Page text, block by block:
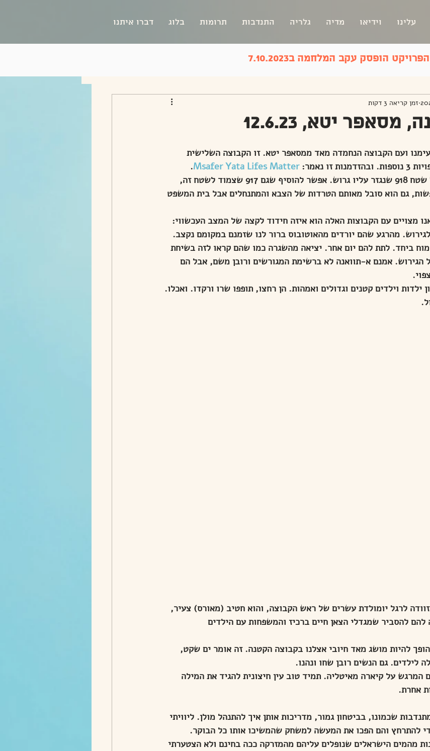
עלינו וידיאו מדיה גלריה התנדבות תרומות בלוג דברו איתנו
יטא, 12.6.23
זמן קריאה 3 דקות
ועם הקבוצה הנחמדה מאד ממסאפר יטא. זו הקבוצה השלישית
נאמר:
Msafer Yata Lifes Matter
.
עכשיו כולנו יודעים משהו על שטח 918 שנגזר עליו גרוש. אפשר להוסיף שגם 917 שצמוד לשטח זה,
ביחד כוללים 5000 נפשות, גם הוא סובל מאותם הטרדות של הצבא והמתנחלים אבל בית המשפט
מצויים עם הקבוצות האלה הוא איזה חידוד לקצה של המצב העכשווי:
מהרגע שהם יורדים מהאוטובוס ברור לנו שזמנם במקומם נקצב.
ביחד. לתת להם יום אחר. יציאה מהשגרה כמו שהם קראו לזה בשיחת
אמנם א-תוואנה לא ברשימת המגורשים ורובן משם, אבל הם
ילדות וילדים קטנים וגדולים ואמהות. הן רחצו, תופפו שרו ורקדו. ואכלו.
לרגל יומולדת עשרים של ראש הקבוצה, והוא חטיב (מאורס) צעיר,
להסביר שמגדלי הצאן חיים ברכיז והמשפחות עם הילדים
להיות מושג מאד חיובי אצלנו בקבוצה הקטנה. זה אומר ים שקט,
לילדים. גם הנשים רובן שחו ונהנו.
המרגש על קיארה מאיטליה. תמיד טוב עין חיצונית להגיד את המילה
אחרת.
שכמונו, בביטחון גמור, מדריכות אותן איך להתנהל מולן. ליוויתי
להתרחץ והם הפכו את המעשה למשחק שהמשיכו אותו כל הבוקר.
מהמים הישראלים שנופלים עליהם מהמזרקה ככה בחינם ולא הצטערתי
הפרויקט הופסק עקב המלחמה ב7.10.2023